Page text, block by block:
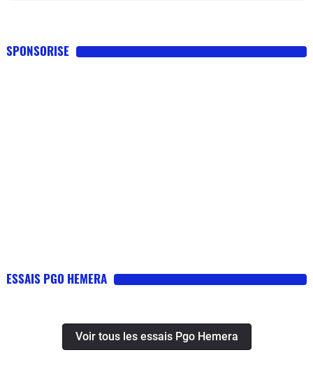
SPONSORISE
ESSAIS PGO HEMERA
Voir tous les essais Pgo Hemera